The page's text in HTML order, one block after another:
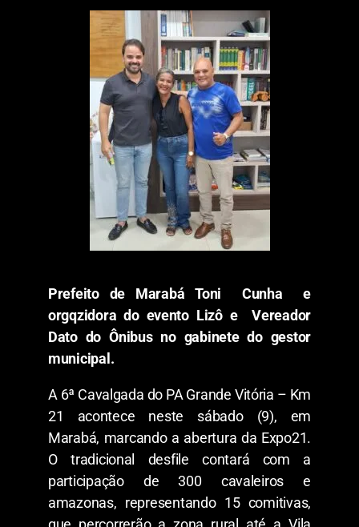
Prefeito de Marabá Toni Cunha e
orgqzidora do evento Lizô e Vereador
Dato do Ônibus no gabinete do gestor
municipal.
A 6ª Cavalgada do PA Grande Vitória – Km
21 acontece neste sábado (9), em
Marabá, marcando a abertura da Expo21.
O tradicional desfile contará com a
participação de 300 cavaleiros e
amazonas, representando 15 comitivas,